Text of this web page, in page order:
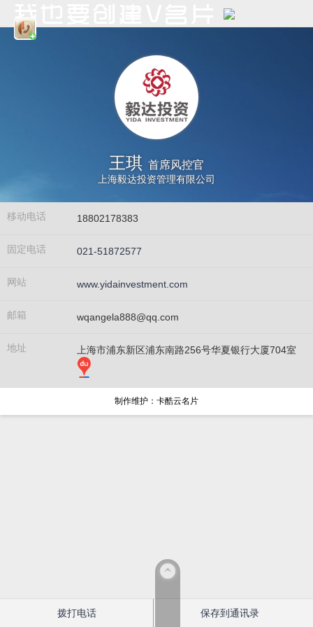
王琪 首席风控官
上海毅达投资管理有限公司
移动电话 18802178383
固定电话 021-51872577
网站 www.yidainvestment.com
邮箱 wqangela888@qq.com
地址 上海市浦东新区浦东南路256号华夏银行大厦704室
制作维护：卡酷云名片
拨打电话 保存到通讯录